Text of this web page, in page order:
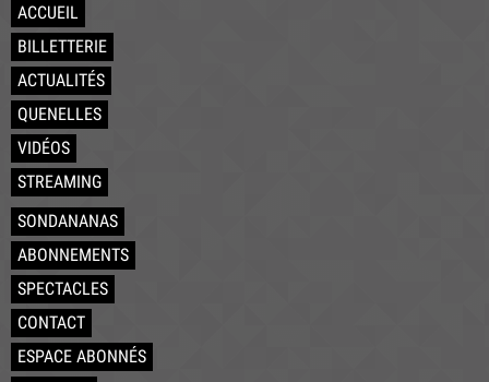
ACCUEIL
BILLETTERIE
ACTUALITÉS
QUENELLES
VIDÉOS
STREAMING
SONDANANAS
ABONNEMENTS
SPECTACLES
CONTACT
ESPACE ABONNÉS